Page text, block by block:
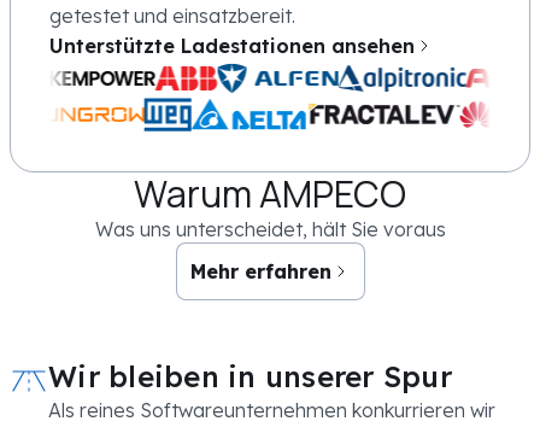
getestet und einsatzbereit.
Unterstützte Ladestationen ansehen
Warum AMPECO
Was uns unterscheidet, hält Sie voraus
Mehr erfahren
Wir bleiben in unserer Spur
Als reines Softwareunternehmen konkurrieren wir